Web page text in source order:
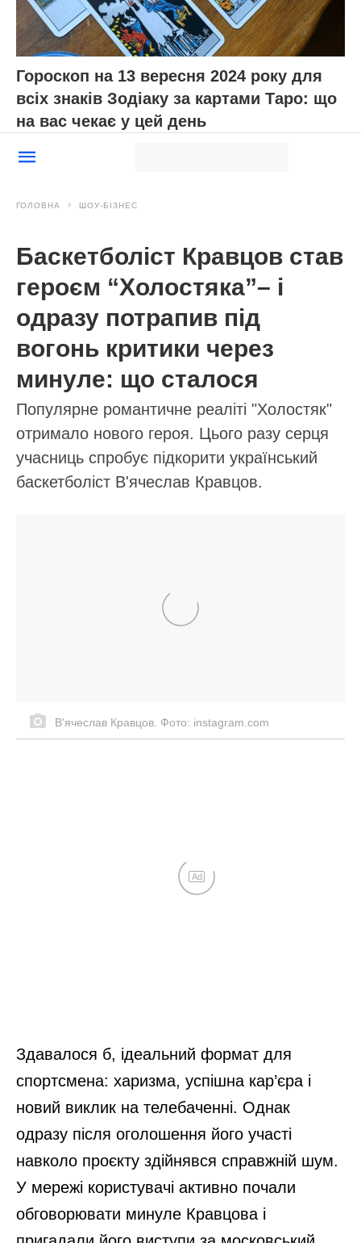
Гороскоп на 13 вересня 2024 року для
всіх знаків Зодіаку за картами Таро: що
на вас чекає у цей день